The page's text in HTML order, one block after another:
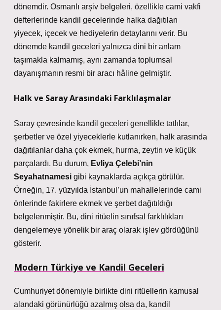
dönemdir. Osmanlı arşiv belgeleri, özellikle cami vakfi
defterlerinde kandil gecelerinde halka dağıtılan
yiyecek, içecek ve hediyelerin detaylarını verir. Bu
dönemde kandil geceleri yalnızca dini bir anlam
taşımakla kalmamış, aynı zamanda toplumsal
dayanışmanın resmi bir aracı hâline gelmiştir.
Halk ve Saray Arasındaki Farklılaşmalar
Saray çevresinde kandil geceleri genellikle tatlılar,
şerbetler ve özel yiyeceklerle kutlanırken, halk arasında
dağıtılanlar daha çok ekmek, hurma, zeytin ve küçük
parçalardı. Bu durum, Evliya Çelebi’nin
Seyahatnamesi gibi kaynaklarda açıkça görülür.
Örneğin, 17. yüzyılda İstanbul’un mahallelerinde cami
önlerinde fakirlere ekmek ve şerbet dağıtıldığı
belgelenmiştir. Bu, dini ritüelin sınıfsal farklılıkları
dengelemeye yönelik bir araç olarak işlev gördüğünü
gösterir.
Modern Türkiye ve Kandil Geceleri
Cumhuriyet dönemiyle birlikte dini ritüellerin kamusal
alandaki görünürlüğü azalmış olsa da, kandil